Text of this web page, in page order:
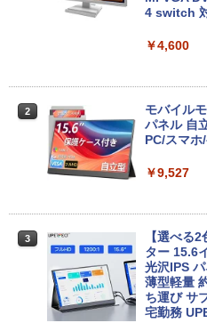
￥2,860
GB
13.3イン
luetooth
トPC 中
【★最大
2026】【
Pro/第4世
6GB/
Core i3
16GB |
【中古】
Kディスプ
017)【千
￥33,980
4 switch
￥4,600
2
モバイル
パネル 自
PC/スマホ
￥9,527
3
【選べる
ター 15.6
光沢IPS
薄型軽量
ち運び サ
宅勤務